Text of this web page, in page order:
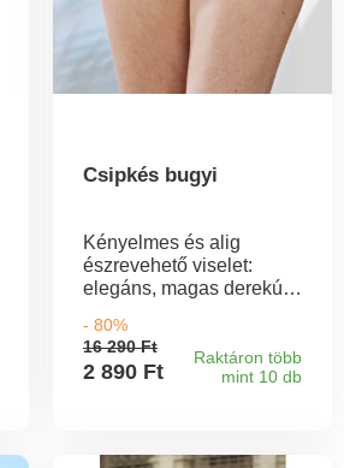
Csipkés bugyi
Kényelmes és alig
észrevehető viselet:
elegáns, magas derekú
pamutból, széles
csipkebetétekkel,
amelyek nem vágnak be.
- 80%
16 290 Ft
2 890 Ft
Raktáron több
mint 10 db